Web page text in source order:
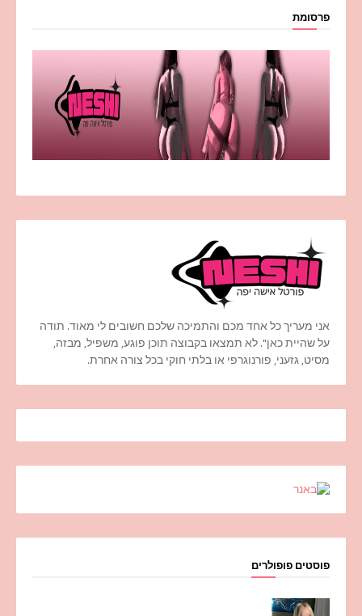
פרסומת
אני מעריך כל אחד מכם והתמיכה שלכם חשובים לי מאוד. תודה
על שהיית כאן". לא תמצאו בקבוצה תוכן פוגע, משפיל, מבזה,
מסיט, גזעני, פורנוגרפי או בלתי חוקי בכל צורה אחרת.
פוסטים פופולרים